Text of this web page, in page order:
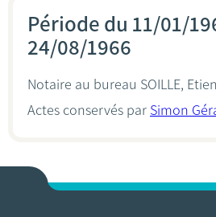
Période du 11/01/
24/08/1966
Notaire au bureau SOILLE,
Actes conservés par Simon